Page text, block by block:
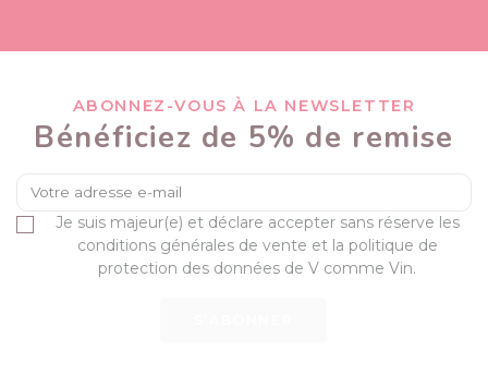
ABONNEZ-VOUS À LA NEWSLETTER
Bénéficiez de 5% de remise
Je suis majeur(e) et déclare accepter sans réserve les
conditions générales de vente et la politique de
protection des données de V comme Vin.